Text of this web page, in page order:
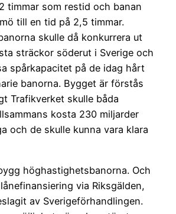
timmar som restid och banan
till en tid på 2,5 timmar.
skulle då konkurrera ut
sträckor söderut i Sverige och
spårkapacitet på de idag hårt
banorna. Bygget är förstås
Trafikverket skulle båda
kosta 230 miljarder
och de skulle kunna vara klara
höghastighetsbanorna. Och
via Riksgälden,
av Sverigeförhandlingen.